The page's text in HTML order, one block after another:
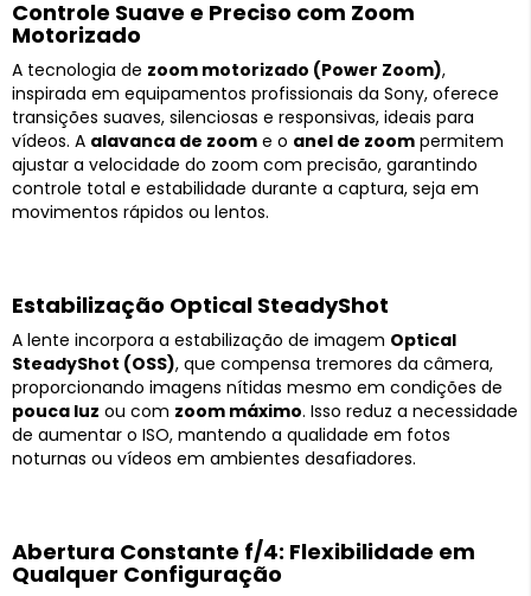
Controle Suave e Preciso com Zoom
Motorizado
A tecnologia de zoom motorizado (Power Zoom),
inspirada em equipamentos profissionais da Sony, oferece
transições suaves, silenciosas e responsivas, ideais para
vídeos. A alavanca de zoom e o anel de zoom permitem
ajustar a velocidade do zoom com precisão, garantindo
controle total e estabilidade durante a captura, seja em
movimentos rápidos ou lentos.
Estabilização Optical SteadyShot
A lente incorpora a estabilização de imagem Optical
SteadyShot (OSS), que compensa tremores da câmera,
proporcionando imagens nítidas mesmo em condições de
pouca luz ou com zoom máximo. Isso reduz a necessidade
de aumentar o ISO, mantendo a qualidade em fotos
noturnas ou vídeos em ambientes desafiadores.
Abertura Constante f/4: Flexibilidade em
Qualquer Configuração